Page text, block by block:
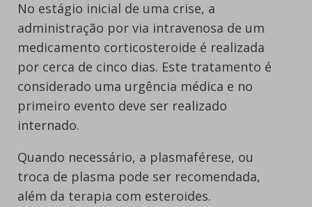
No estágio inicial de uma crise, a
administração por via intravenosa de um
medicamento corticosteroide é realizada
por cerca de cinco dias. Este tratamento é
considerado uma urgência médica e no
primeiro evento deve ser realizado
internado.
Quando necessário, a plasmaférese, ou
troca de plasma pode ser recomendada,
além da terapia com esteroides.